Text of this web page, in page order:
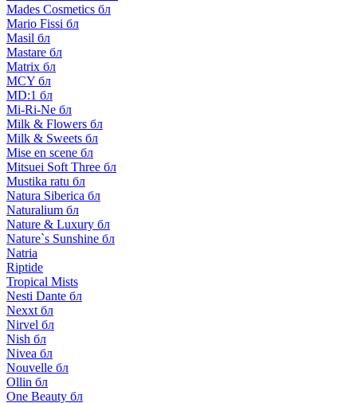
Mades Cosmetics бл
Mario Fissi бл
Masil бл
Mastare бл
Matrix бл
MCY бл
MD:1 бл
Mi-Ri-Ne бл
Milk & Flowers бл
Milk & Sweets бл
Mise en scene бл
Mitsuei Soft Three бл
Mustika ratu бл
Natura Siberica бл
Naturalium бл
Nature & Luxury бл
Nature`s Sunshine бл
Natria
Riptide
Tropical Mists
Nesti Dante бл
Nexxt бл
Nirvel бл
Nish бл
Nivea бл
Nouvelle бл
Ollin бл
One Beauty бл